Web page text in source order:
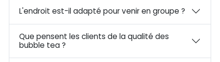
L'endroit est-il adapté pour venir en groupe ?
Que pensent les clients de la qualité des
bubble tea ?